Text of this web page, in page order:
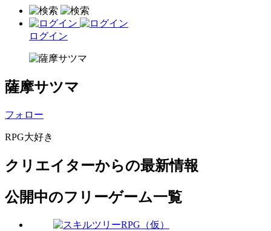
ログイン
薩摩サツマ
フォロー
RPG大好き
クリエイターからの最新情報
公開中のフリーゲーム一覧